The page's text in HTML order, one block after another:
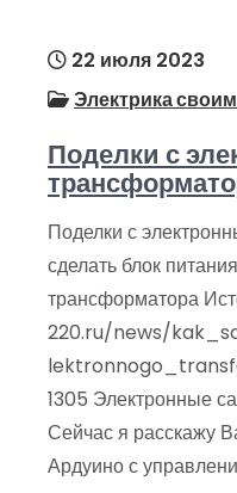
22 июля 2023
Электрика
Поделки с
Поделки с
сделать блок
трансформатора
220.ru/news/
1305 Электронные
Сейчас я расскажу
Ардуино с